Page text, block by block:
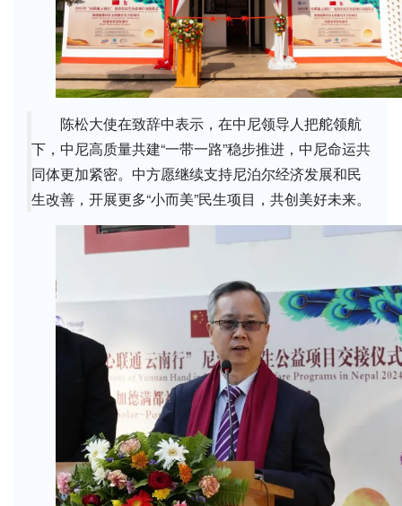
陈松大使在致辞中表示，在中尼领导人把舵领航
下，中尼高质量共建“一带一路”稳步推进，中尼命运共
同体更加紧密。中方愿继续支持尼泊尔经济发展和民
生改善，开展更多“小而美”民生项目，共创美好未来。